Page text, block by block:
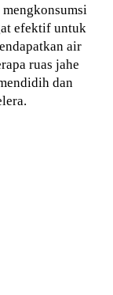
efektif untuk
air
ruas jahe
dan